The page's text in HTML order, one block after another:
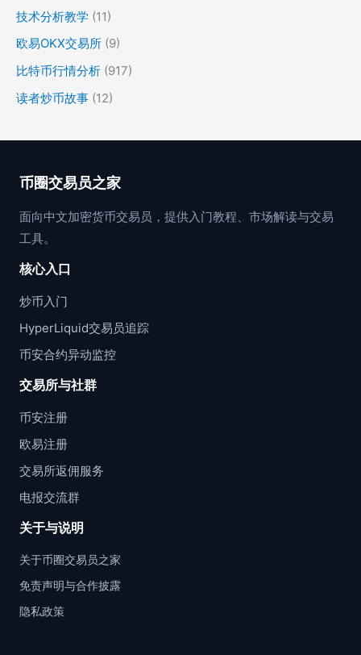
技术分析教学 (11)
欧易OKX交易所 (9)
比特币行情分析 (917)
读者炒币故事 (12)
币圈交易员之家
面向中文加密货币交易员，提供入门教程、市场解读与交易
工具。
核心入口
炒币入门
HyperLiquid交易员追踪
币安合约异动监控
交易所与社群
币安注册
欧易注册
交易所返佣服务
电报交流群
关于与说明
关于币圈交易员之家
免责声明与合作披露
隐私政策